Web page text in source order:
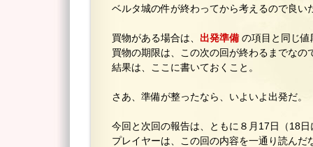
ベルタ城の件が終わってから考えるので良い
買物がある場合は、 出発準備 の項目と同じ
買物の期限は、この次の回が終わるまでなの
結果は、ここに書いておくこと。
さあ、準備が整ったなら、いよいよ出発だ。
今回と次回の報告は、ともに８月17日（18
プレイヤーは、この回の内容を一通り読んだ